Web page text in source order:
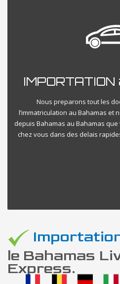
Nous preparons tout les
l’immatriculation au Bahamas et
depuis Bahamas au Bahamas
chez vous dans des delais
le Bahamas
Express.